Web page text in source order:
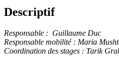
Descriptif
Responsable : Guillaume Duc
Responsable mobilité : Maria
Coordination des stages : Tarik